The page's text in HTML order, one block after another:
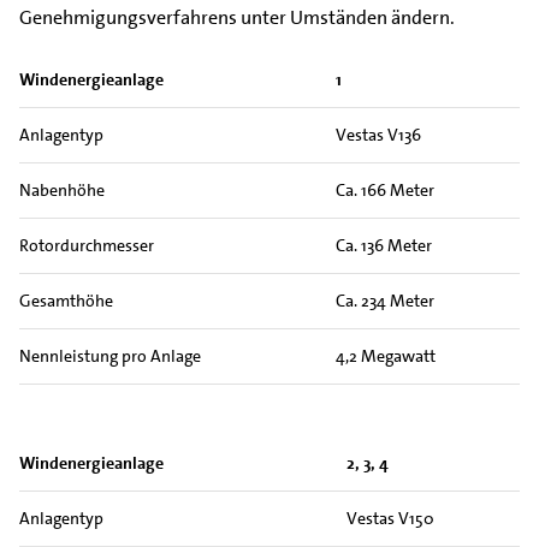
Genehmigungsverfahrens unter Umständen ändern.
Windenergieanlage 1
Anlagentyp Vestas V136
Nabenhöhe Ca. 166 Meter
Rotordurchmesser Ca. 136 Meter
Gesamthöhe Ca. 234 Meter
Nennleistung pro Anlage 4,2 Megawatt
Windenergieanlage 2, 3, 4
Anlagentyp Vestas V150